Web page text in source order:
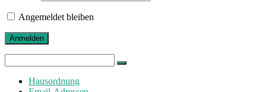
Angemeldet bleiben
for:
Hausordnung